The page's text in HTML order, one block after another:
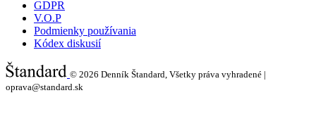
GDPR
V.O.P
Podmienky používania
Kódex diskusií
© 2026 Denník Štandard, Všetky práva vyhradené |
oprava@standard.sk